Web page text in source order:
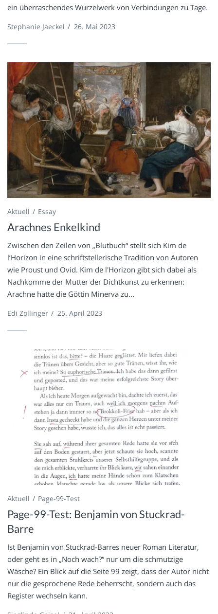
ein überraschendes Wurzelwerk von Verbindungen zu Tage.
Stephanie Jaeckel / 26. Mai 2023
Aktuell Essay
Arachnes Enkelkind
Zwischen den Zeilen von „Blutbuch“ stellt sich Kim de
l’Horizon in eine schriftstellerische Tradition von Autoren
wie Proust und Ovid. Kim de l'Horizon gibt sich dabei als
Nachkomme der Mutter der Dichtkunst zu erkennen:
Arachne hatte die Göttin Minerva zu...
Edi Zollinger / 25. April 2023
Aktuell Page-99-Test
Page-99-Test: Benjamin von Stuckrad-
Barre
Ist Benjamin von Stuckrad-Barres neuer Roman Literatur,
oder geht es in „Noch wach?“ nur um die schmutzige
Wäsche? Ein Blick auf die Seite 99 zeigt, dass der Autor nicht
nur die gesprochene Rede beherrscht, sondern auch das
Register wechseln kann.